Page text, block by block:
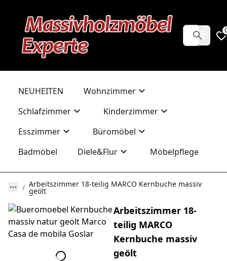
NEUHEITEN
Wohnzimmer
Schlafzimmer
Kinderzimmer
Esszimmer
Büromöbel
Badmöbel
Diele&Flur Möbelpflege
Arbeitszimmer 18-teilig MARCO Kernbuche massiv
geölt
Arbeitszimmer 18-
teilig MARCO
Kernbuche massiv
geölt